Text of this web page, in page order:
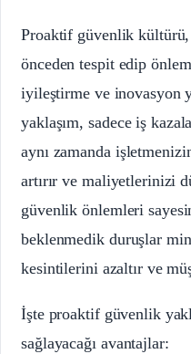
Proaktif güvenlik
önceden tespit edip
iyileştirme ve inovasyon
yaklaşım, sadece iş
aynı zamanda
artırır ve maliyetlerinizi
güvenlik önlemleri
beklenmedik duruşlar
kesintilerini azaltır ve
İşte proaktif güvenlik
sağlayacağı avantajlar: